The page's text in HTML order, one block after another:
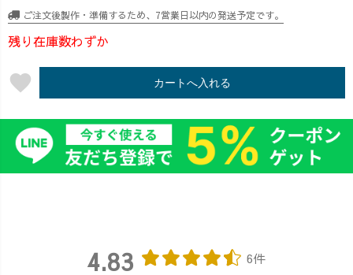
ご注文後製作・準備するため、7営業日以内の発送予定です。
残り在庫数わずか
favorite カートへ入れる
4.83 6件